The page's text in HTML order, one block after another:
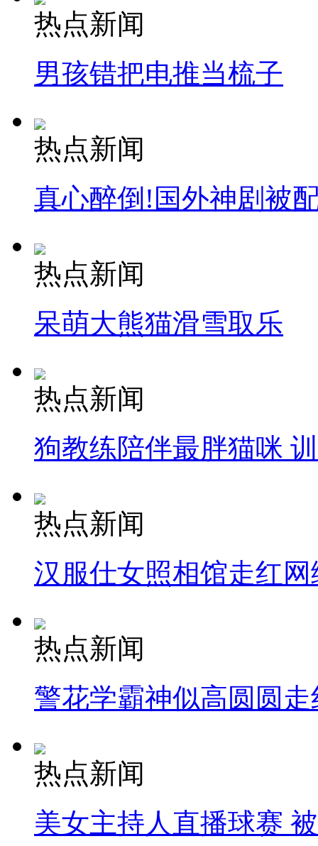
热点新闻
男孩错把电推当梳子
热点新闻
真心醉倒!国外神剧被
热点新闻
呆萌大熊猫滑雪取乐
热点新闻
狗教练陪伴最胖猫咪
热点新闻
汉服仕女照相馆走红网
热点新闻
警花学霸神似高圆圆走
热点新闻
美女主持人直播球赛